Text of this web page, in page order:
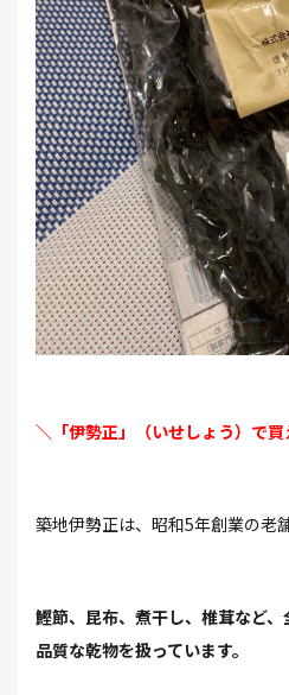
＼「伊勢正」（いせしょう）で
築地伊勢正は、昭和5年創業の老
鰹節、昆布、煮干し、椎茸など
品質な乾物を扱っています。